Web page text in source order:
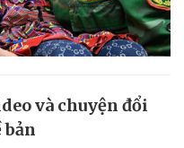
và chuyện đổi
bản